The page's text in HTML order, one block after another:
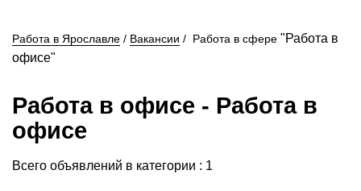
Работа в Ярославле / Вакансии / Работа в сфере "Работа в
офисе"
Работа в офисе - Работа в
офисе
Всего объявлений в категории : 1